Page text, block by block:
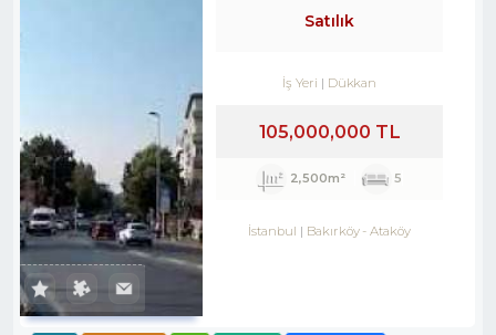
Satılık
İş Yeri Dükkan
105,000,000 TL
2,500m² 5
İstanbul Bakırköy-Ataköy